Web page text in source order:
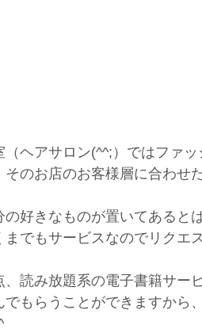
（ヘアサロン(^^;）ではファ
そのお店のお客様層に合わせ
の好きなものが置いてあると
までもサービスなのでリクエ
、読み放題系の電子書籍サー
でもらうことができますから